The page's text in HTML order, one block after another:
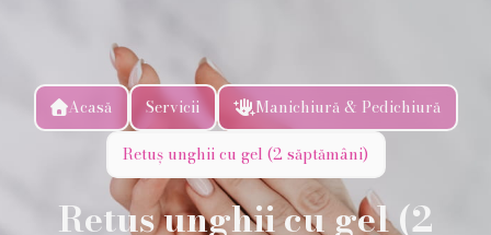
Acasă Servicii Manichiură & Pedichiură
Retuș unghii cu gel (2 săptămâni)
Retuș unghii cu gel (2